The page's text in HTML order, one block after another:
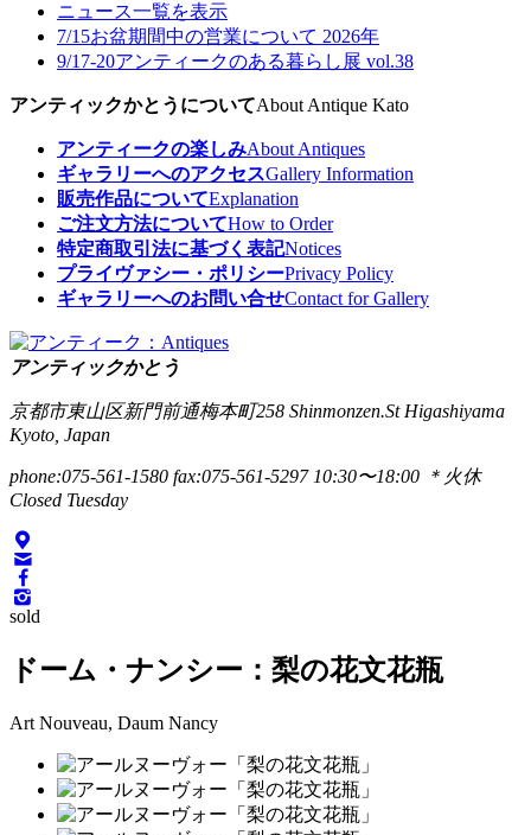
ニュース一覧を表示
7/15お盆期間中の営業について 2026年
9/17-20アンティークのある暮らし展 vol.38
アンティックかとうについてAbout Antique Kato
アンティークの楽しみAbout Antiques
ギャラリーへのアクセスGallery Information
販売作品についてExplanation
ご注文方法についてHow to Order
特定商取引法に基づく表記Notices
プライヴァシー・ポリシーPrivacy Policy
ギャラリーへのお問い合せContact for Gallery
アンティックかとう
京都市東山区新門前通梅本町258 Shinmonzen.St Higashiyama
Kyoto, Japan
phone:075-561-1580 fax:075-561-5297 10:30〜18:00 ＊火休
Closed Tuesday
sold
ドーム・ナンシー：梨の花文花瓶
Art Nouveau, Daum Nancy